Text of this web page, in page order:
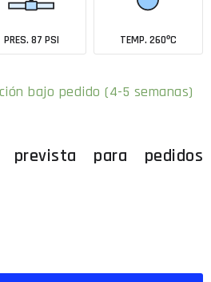
PRES. 87 PSI TEMP. 260ºC
bajo pedido (4-5 semanas)